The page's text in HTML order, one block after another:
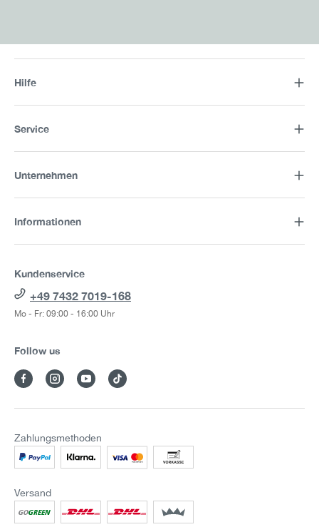
Hilfe
Service
Unternehmen
Informationen
Kundenservice
+49 7432 7019-168
Mo - Fr: 09:00 - 16:00 Uhr
Follow us
Zahlungsmethoden
Versand